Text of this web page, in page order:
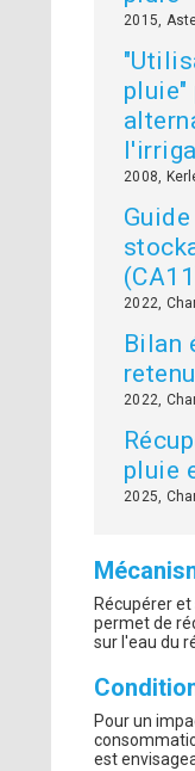
2015,
pluie"
2008,
2022,
Bilan
2022,
pluie
2025,
Récupérer
permet de
sur l'eau du
Pour un
est